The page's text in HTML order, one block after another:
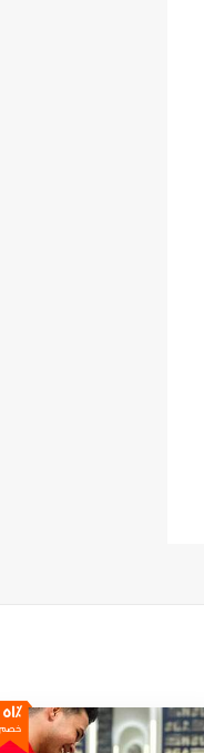
51٪
خصم